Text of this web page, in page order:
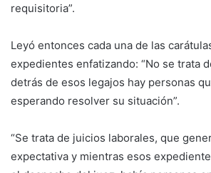
requisitoria”.
Leyó entonces cada una de las
expedientes enfatizando: “No se trata
detrás de esos legajos hay personas
esperando resolver su situación”.
“Se trata de juicios laborales, que
expectativa y mientras esos